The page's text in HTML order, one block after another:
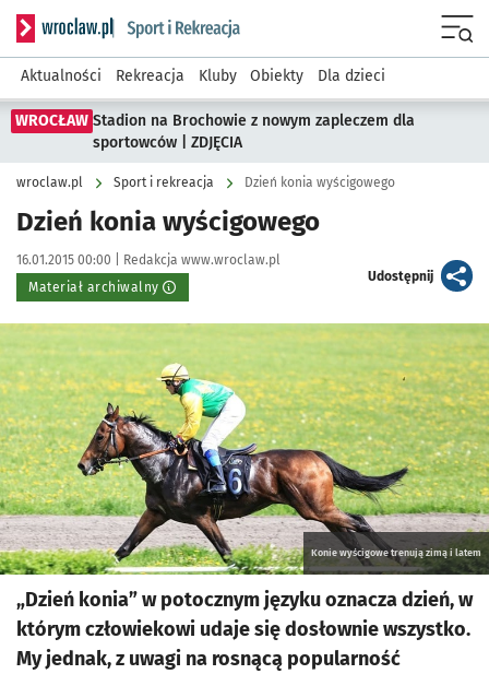
Serwis informacyjny wroclaw.pl podserwis: Sport i rekreacja
Aktualności Rekreacja Kluby Obiekty Dla dzieci
WROCŁAW Stadion na Brochowie z nowym zapleczem dla
sportowców | ZDJĘCIA
wroclaw.pl Sport i rekreacja Dzień konia wyścigowego
Dzień konia wyścigowego
Data publikacji:
16.01.2015 00:00 | Autor:
Redakcja www.wroclaw.pl
Materiał archiwalny
Udostępnijartykuł
Kliknij, aby powiększyć
Konie wyścigowe trenują zimą i latem
„Dzień konia” w potocznym języku oznacza dzień, w
którym człowiekowi udaje się dosłownie wszystko.
My jednak, z uwagi na rosnącą popularność